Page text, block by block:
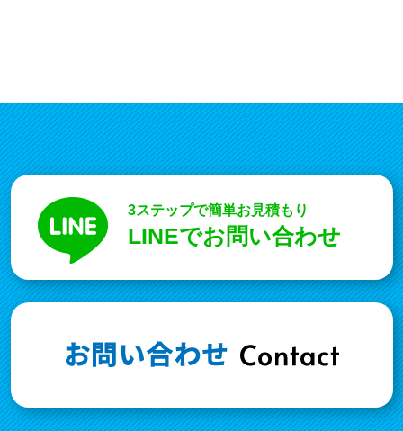
3ステップで簡単お見積もり
LINEでお問い合わせ